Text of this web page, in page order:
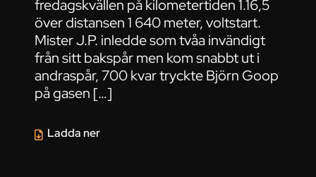
fredagskvällen på kilometertiden 1.16,5
över distansen 1 640 meter, voltstart.
Mister J.P. inledde som tvåa invändigt
från sitt bakspår men kom snabbt ut i
andraspår, 700 kvar tryckte Björn Goop
på gasen […]
Ladda ner